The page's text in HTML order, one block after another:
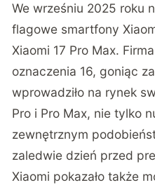
We wrześniu 2025 roku
flagowe smartfony
Xiaomi 17 Pro Max.
oznaczenia 16, goniąc
wprowadziło na rynek
Pro i Pro Max, nie tylko
zewnętrznym
zaledwie dzień przed
Xiaomi pokazało także